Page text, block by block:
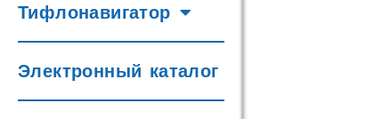
Тифлонавигатор
Электронный каталог